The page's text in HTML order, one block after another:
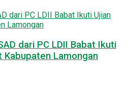
dari PC LDII Babat Ikuti
Kabupaten Lamongan